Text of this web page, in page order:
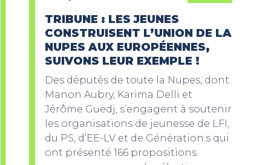
TRIBUNE : LES JEUNES
CONSTRUISENT L’UNION DE LA
NUPES AUX EUROPÉENNES,
SUIVONS LEUR EXEMPLE !
Des députés de toute la Nupes, dont
Manon Aubry, Karima Delli et
Jérôme Guedj, s’engagent à soutenir
les organisations de jeunesse de LFI,
du PS, d’EE-LV et de Génération.s qui
ont présenté 166 propositions